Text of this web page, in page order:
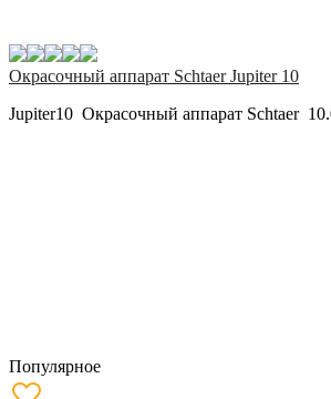
Окрасочный аппарат Schtaer Jupiter 10
Jupiter10 Окрасочный аппарат Schtaer
Популярное